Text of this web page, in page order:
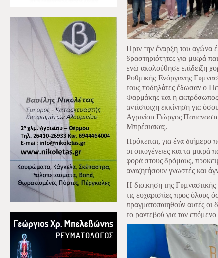
Πριν την έναρξη του αγώνα
δραστηριότητες για μικρά
ενώ ακολούθησε επίδειξη
Ρυθμικής-Ενόργανης
τους ποδηλάτες έδωσαν ο
Φαρμάκης και η
αντίστοιχη εκκίνηση για
Αγρινίου Γιώργος
Μπρέσιακας.
Πρόκειται, για ένα διήμερο
οι οικογένειες και τα μικρά
φορά στους δρόμους,
αναζητήσουν γνωστές και
Η διοίκηση της Γυμναστικής
τις ευχαριστίες προς
πραγματοποιηθούν αυτές οι
το ραντεβού για τον